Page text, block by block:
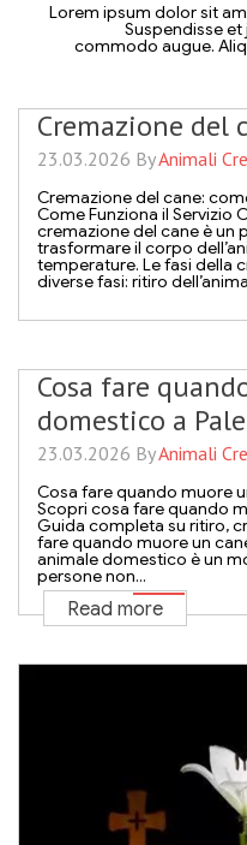
Lorem ipsum dolor sit
Suspendisse
commodo augue.
Cremazione del
23.03.2026 ByAnimali
Cremazione del cane:
Come Funziona il Servizio
cremazione del cane è un
trasformare il corpo
temperature. Le fasi della
diverse fasi: ritiro
Cosa fare
domestico a
23.03.2026 ByAnimali
Cosa fare quando muore
Scopri cosa fare quando
Guida completa su ritiro,
fare quando muore un
animale domestico è un
persone non...
Read more